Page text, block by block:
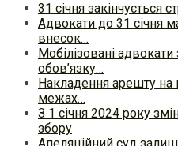
31 січня закінчується
Адвокати до 31 січня
внесок…
Мобілізовані
обов’язку…
Накладення арешту
межах…
З 1 січня 2024 року
збору